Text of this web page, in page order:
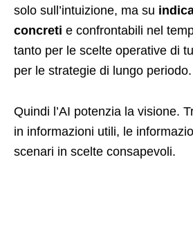
solo sull’intuizione, ma su
concreti e confrontabili nel
tanto per le scelte operative di
per le strategie di lungo periodo.
Quindi l’AI potenzia la visione.
in informazioni utili, le
scenari in scelte consapevoli.